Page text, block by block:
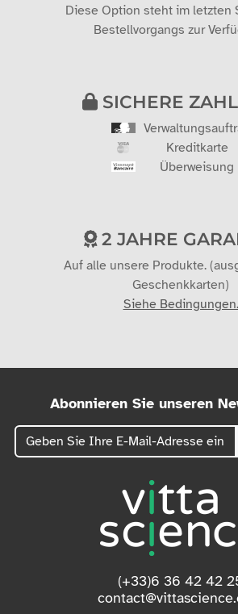
Diese Option steht im letzten
Bestellvorgangs zur
SICHERE
Kreditkarte
Überweisung
2 JAHRE
Auf alle unsere Produkte.
Geschenkkarten)
Siehe Bedingungen.
Abonnieren Sie unseren
(+33)6 36 42 42